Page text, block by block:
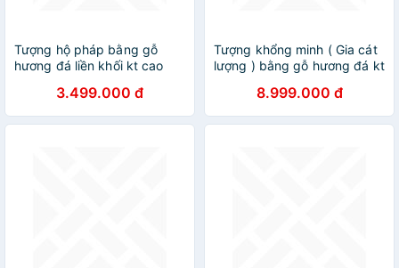
Tượng hộ pháp bằng gỗ
hương đá liền khối kt cao
3.499.000 đ
Tượng khổng minh ( Gia cát
lượng ) bằng gỗ hương đá kt
8.999.000 đ